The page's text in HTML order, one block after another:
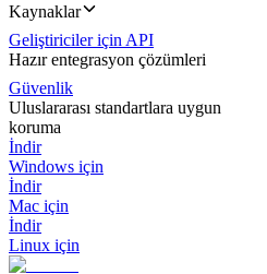
Kaynaklar
Geliştiriciler için API
Hazır entegrasyon çözümleri
Güvenlik
Uluslararası standartlara uygun
koruma
İndir
Windows için
İndir
Mac için
İndir
Linux için